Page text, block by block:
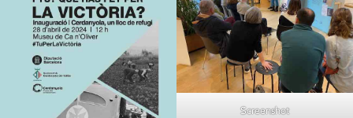
Screenshot